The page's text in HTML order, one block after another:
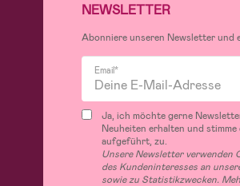
NEWSLETTER
Abonniere unseren Newsletter und
Email*
Ja, ich möchte gerne
Neuheiten erhalten und
aufgeführt, zu.
Unsere Newsletter verwenden
des Kundeninteresses an
sowie zu Statistikzwecken.